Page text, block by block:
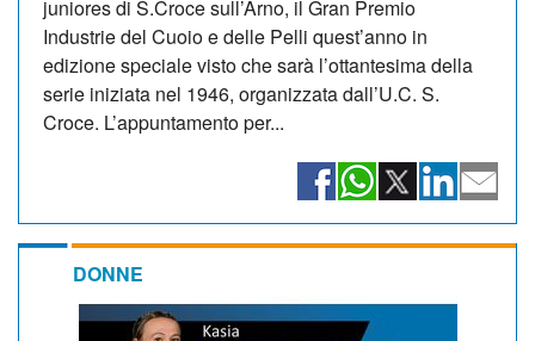
juniores di S.Croce sull’Arno, il Gran Premio
Industrie del Cuoio e delle Pelli quest’anno in
edizione speciale visto che sarà l’ottantesima della
serie iniziata nel 1946, organizzata dall’U.C. S.
Croce. L’appuntamento per...
DONNE